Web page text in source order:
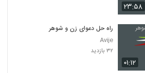
۲۳:۵۸
۰۱:۱۲
راه حل دعوای زن و شوهر
Avije
۳۲ بازدید